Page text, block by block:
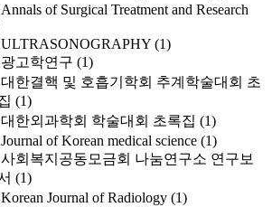
Annals of Surgical Treatment and Research
ULTRASONOGRAPHY (1)
광고학연구 (1)
대한결핵 및 호흡기학회 추계학술대회 초
(1)
대한외과학회 학술대회 초록집 (1)
Journal of Korean medical science (1)
사회복지공동모금회 나눔연구소 연구보
(1)
Korean Journal of Radiology (1)